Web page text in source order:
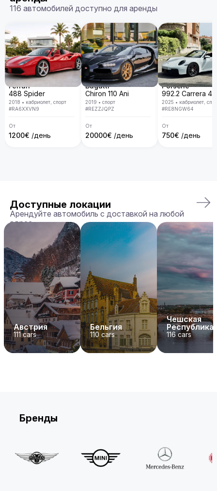
Billion Rent предлагает аренду автомобилей премиум-
класса по всей Европе. Мы гарантируем надежный
вам и точное соответствие машины вашим ожиданиям.
Бронируйте ваш Aston Martin DB9 уже сегодня!
116 автомобилей доступно для аренды
Ferrari
488 Spider
2018 • кабриолет, спорт
#RA6XXVN9
От
1200€ /день
Bugatti
Chiron 110 Ani
2019 • спорт
#REZZJQPZ
От
20000€ /день
Porsche
2025 • кабриолет,
#RE8NGW64
От
750€ /день
Доступные локации
Арендуйте автомобиль с доставкой на любой
адрес
Австрия
111cars
Бельгия
110 cars
Чешская
Республика
116cars
Бренды